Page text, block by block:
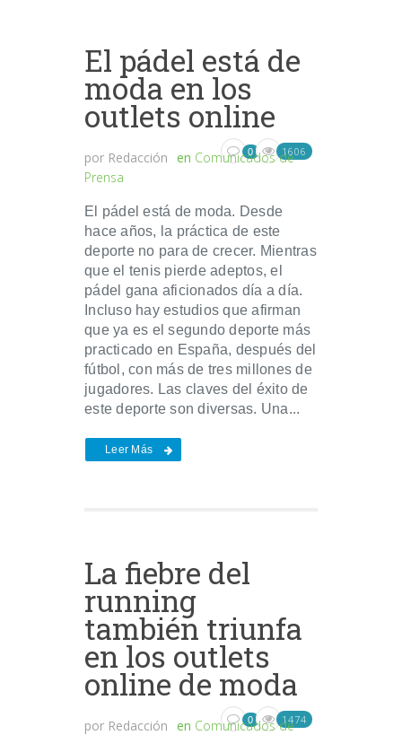
El pádel está de
moda en los
outlets online
por Redacción en Comunicados de
Prensa
0 1606
El pádel está de moda. Desde
hace años, la práctica de este
deporte no para de crecer. Mientras
que el tenis pierde adeptos, el
pádel gana aficionados día a día.
Incluso hay estudios que afirman
que ya es el segundo deporte más
practicado en España, después del
fútbol, con más de tres millones de
jugadores. Las claves del éxito de
este deporte son diversas. Una...
Leer Más
La fiebre del
running
también triunfa
en los outlets
online de moda
por Redacción en Comunicados de
0 1474